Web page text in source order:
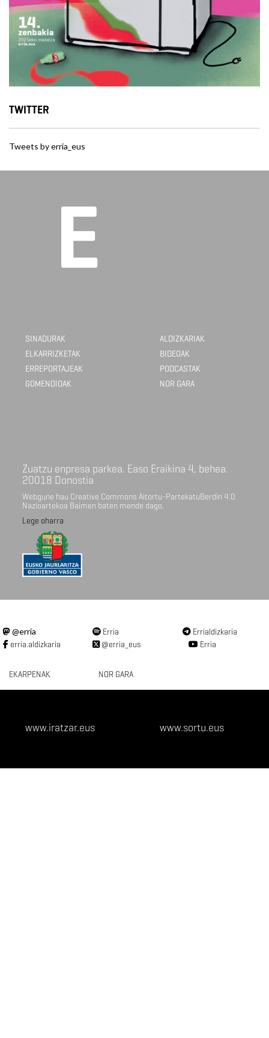
TWITTER
Tweets by erria_eus
SINADURAK
ELKARRIZKETAK
ERREPORTAJEAK
GOMENDIOAK
ALDIZKARIAK
BIDEOAK
PODCASTAK
NOR GARA
Zuatzu enpresa parkea. Easo Eraikina 4, behea.
20018 Donostia
Webgune hau Creative Commons Aitortu-PartekatuBerdin 4.0
Nazioartekoa Baimen baten mende dago.
Lege oharra
@erria Erria
Errialdizkaria
erria.aldizkaria
@erria_eus Erria
EKARPENAK NOR GARA
www.iratzar.eus www.sortu.eus